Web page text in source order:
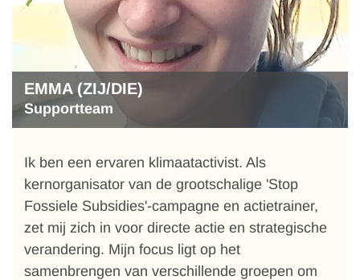
EMMA (ZIJ/DIE)
Supportteam
Ik ben een ervaren klimaatactivist. Als
kernorganisator van de grootschalige 'Stop
Fossiele Subsidies'-campagne en actietrainer,
zet mij zich in voor directe actie en strategische
verandering. Mijn focus ligt op het
samenbrengen van verschillende groepen om